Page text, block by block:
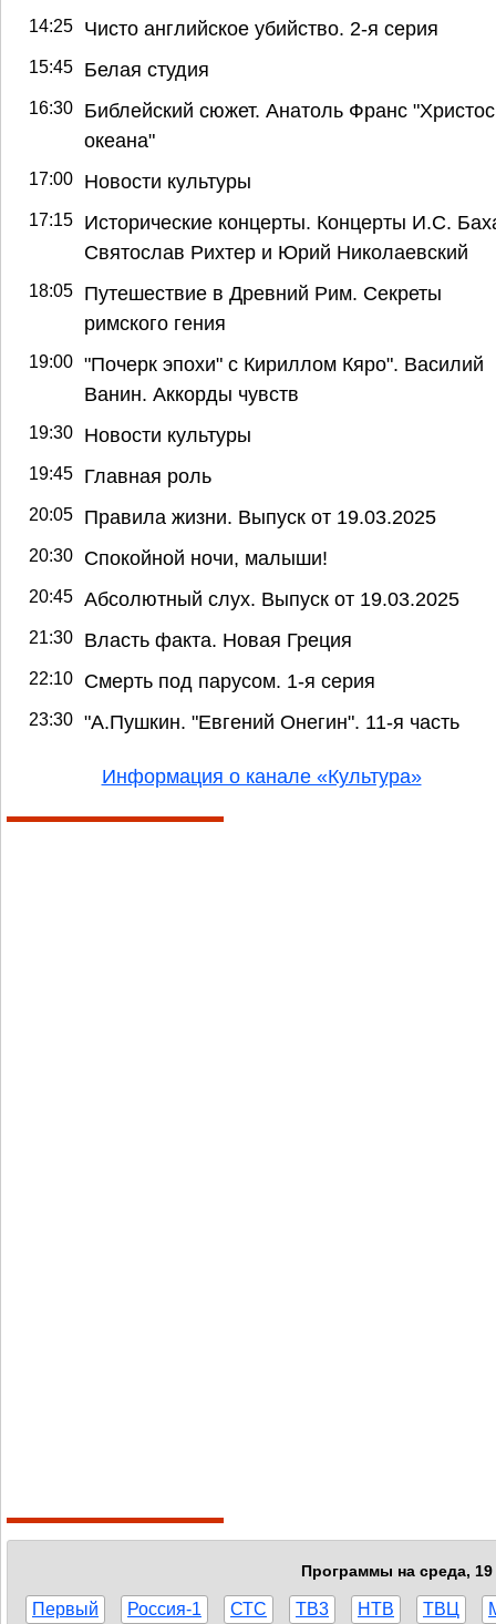
14:25 Чисто английское убийство. 2-я серия
15:45 Белая студия
16:30
Библейский сюжет. Анатоль Франс "Христос
океана"
17:00 Новости культуры
17:15
Исторические концерты. Концерты И.С.
Святослав Рихтер и Юрий Николаевский
18:05
Путешествие в Древний Рим. Секреты
римского гения
19:00 "Почерк эпохи" с Кириллом Кяро". Василий
Ванин. Аккорды чувств
19:30 Новости культуры
19:45 Главная роль
20:05 Правила жизни. Выпуск от 19.03.2025
20:30 Спокойной ночи, малыши!
20:45 Абсолютный слух. Выпуск от 19.03.2025
21:30 Власть факта. Новая Греция
22:10 Смерть под парусом. 1-я серия
23:30 "А.Пушкин. "Евгений Онегин". 11-я часть
Информация о канале «Культура»
Программы на среда, 19
Первый Россия-1 СТС ТВ3 НТВ ТВЦ